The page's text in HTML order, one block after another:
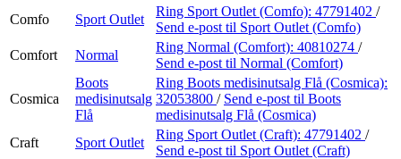
Comfo
Sport Outlet
Ring Sport Outlet (Comfo): 47791402 /
Send e-post til Sport Outlet (Comfo)
Comfort
Normal
Ring Normal (Comfort): 40810274 /
Send e-post til Normal (Comfort)
Cosmica
Boots
medisinutsalg
Flå
Ring Boots medisinutsalg Flå (Cosmica):
32053800 / Send e-post til Boots
medisinutsalg Flå (Cosmica)
Craft
Sport Outlet
Ring Sport Outlet (Craft): 47791402 /
Send e-post til Sport Outlet (Craft)